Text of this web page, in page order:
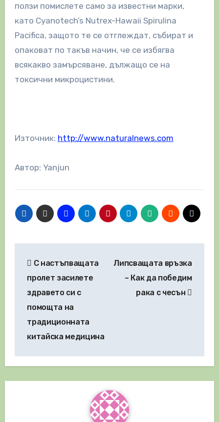
ползи помислете само за известни марки,
като Cyanotech’s Nutrex-Hawaii Spirulina
Pacifica, защото те се отглеждат, събират и
опаковат по такъв начин, че се избягва
всякакво замърсяване, дължащо се на
токсични микроцистини.
Източник: http://www.naturalnews.com
Автор: Yanjun
С настъпващата
пролет засилете
здравето си с
помощта на
традиционната
китайска медицина
Липсващата връзка
– Как да победим
рака с чесън